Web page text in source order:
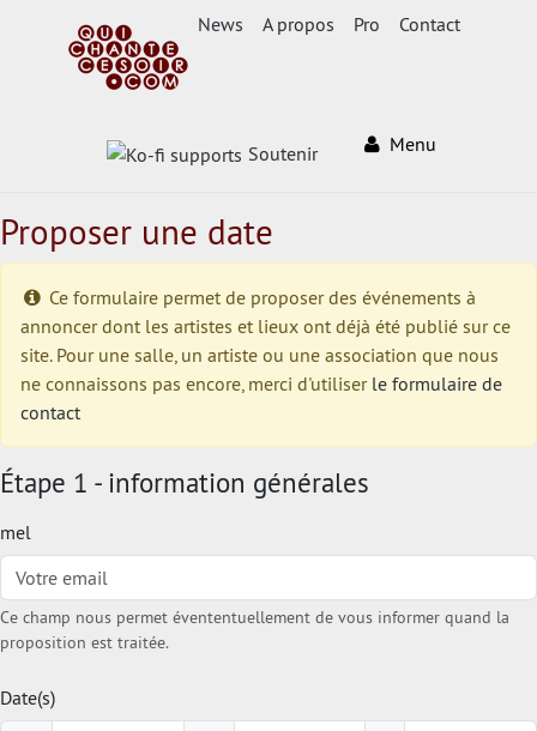
News A propos Pro Contact
Soutenir Menu
Proposer une date
Ce formulaire permet de proposer des événements à
annoncer dont les artistes et lieux ont déjà été publié sur ce
site. Pour une salle, un artiste ou une association que nous
ne connaissons pas encore, merci d'utiliser le formulaire de
contact
Étape 1 - information générales
mel
Ce champ nous permet évententuellement de vous informer quand la
proposition est traitée.
Date(s)